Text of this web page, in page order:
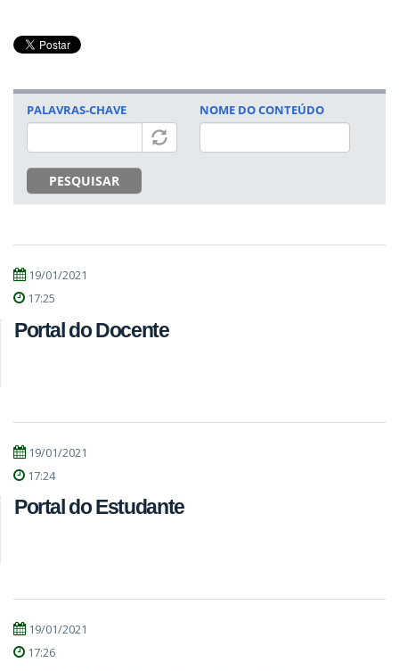
PALAVRAS-CHAVE
PESQUISAR
NOME DO CONTEÚDO
19/01/2021
17:25
Portal do Docente
19/01/2021
17:24
Portal do Estudante
19/01/2021
17:26